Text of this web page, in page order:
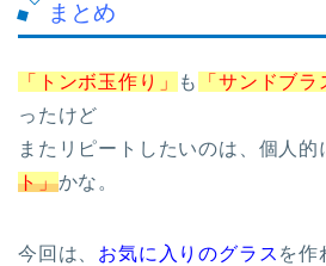
まとめ
「トンボ玉作り」 も 「サンドブラ
ったけど
またリピートしたいのは、個人的
ト」かな。
今回は、 お気に入りのグラス を作